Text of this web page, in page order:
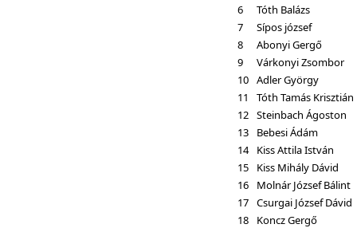
6
Tóth Balázs
7
Sípos józsef
8
Abonyi Gergő
9
Várkonyi Zsombor
10 Adler György
11
Tóth Tamás Krisztián
12 Steinbach Ágoston
13
Bebesi Ádám
14 Kiss Attila István
15
Kiss Mihály Dávid
16
Molnár József Bálint
17 Csurgai József Dávid
18
Koncz Gergő